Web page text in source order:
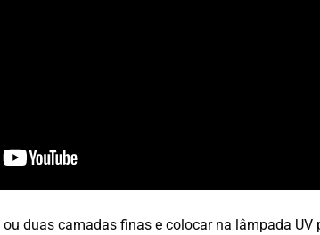
duas camadas finas e colocar na lâmpada